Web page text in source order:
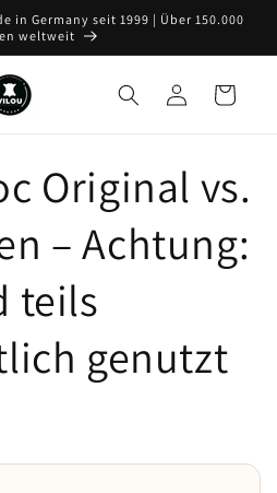
in Germany seit 1999 | Über 150.000
weltweit
EinloggenWarenkorb
Original vs.
– Achtung:
teils
genutzt